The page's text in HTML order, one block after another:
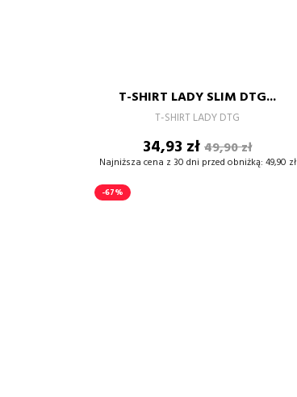
T-SHIRT LADY SLIM DTG...
T-SHIRT LADY DTG
Cena
34,93 złCena
podstawowa
49,90 zł
Najniższa cena z 30 dni przed obniżką: 49,90 zł
– +
DODAJ DO KOSZYKA
-67%